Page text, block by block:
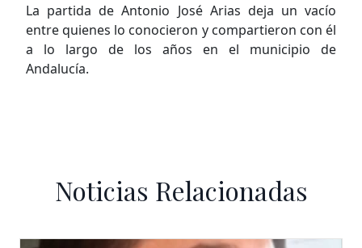
La partida de Antonio José Arias deja un vacío
entre quienes lo conocieron y compartieron con él
a lo largo de los años en el municipio de
Andalucía.
Noticias Relacionadas